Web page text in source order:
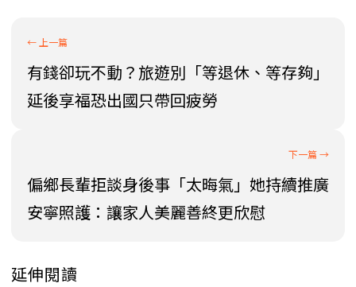
有錢卻玩不動？旅遊別「等退休、等存夠」
延後享福恐出國只帶回疲勞
偏鄉長輩拒談身後事「太晦氣」她持續推廣
安寧照護：讓家人美麗善終更欣慰
延伸閱讀